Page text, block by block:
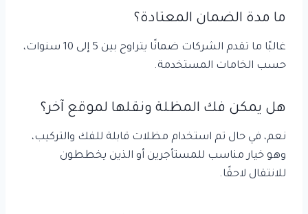
ما مدة الضمان المعتادة؟
غالبًا ما تقدم الشركات ضمانًا يتراوح بين 5 إلى 10 سنوات،
حسب الخامات المستخدمة.
هل يمكن فك المظلة ونقلها لموقع آخر؟
نعم، في حال تم استخدام مظلات قابلة للفك والتركيب،
وهو خيار مناسب للمستأجرين أو الذين يخططون
للانتقال لاحقًا.